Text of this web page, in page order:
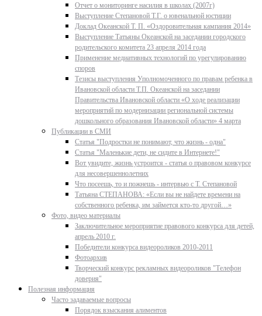
Отчет о мониторинге насилия в школах (2007г)
Выступление Степановой Т.Г. о ювенальной юстиции
Доклад Океанской Т. П. «Оздоровительная кампания 2014»
Выступление Татьяны Океанской на заседании городского
родительского комитета 23 апреля 2014 года
Применение медиативных технологий по урегулированию
споров
Тезисы выступления Уполномоченного по правам ребенка в
Ивановской области Т.П. Океанской на заседании
Правительства Ивановской области «О ходе реализации
мероприятий по модернизации региональной системы
дошкольного образования Ивановской области» 4 марта
Публикации в СМИ
Статья "Подростки не понимают, что жизнь - одна"
Статья "Маленькие дети, не сидите в Интернете!"
Вот увидите, жизнь устроится - статья о правовом конкурсе
для несовершеннолетних
Что посеешь, то и пожнешь - интервью с Т. Степановой
Татьяна СТЕПАНОВА: «Если вы не найдете времени на
собственного ребенка, им займется кто-то другой…»
Фото, видео материалы
Заключительное мероприятие правового конкурса для детей,
апрель 2010 г.
Победители конкурса видеороликов 2010-2011
Фотоархив
Творческий конкурс рекламных видеороликов "Телефон
доверия"
Полезная информация
Часто задаваемые вопросы
Порядок взыскания алиментов